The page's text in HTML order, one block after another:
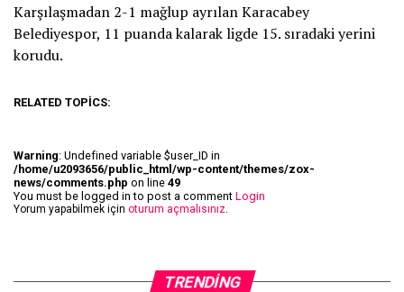
Karşılaşmadan 2-1 mağlup ayrılan Karacabey
Belediyespor, 11 puanda kalarak ligde 15. sıradaki yerini
korudu.
RELATED TOPICS:
Warning: Undefined variable $user_ID in
/home/u2093656/public_html/wp-content/themes/zox-
news/comments.php on line 49
You must be logged in to post a comment Login
Yorum yapabilmek için oturum açmalısınız
TRENDING